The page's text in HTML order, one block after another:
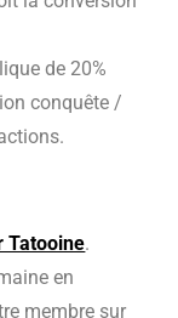
de 20%
conquête /
Tatooine.
en
membre sur